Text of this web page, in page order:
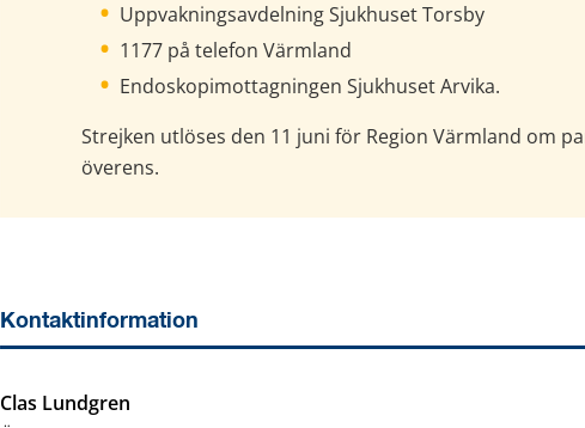
Uppvakningsavdelning Sjukhuset Torsby
1177 på telefon Värmland
Endoskopimottagningen Sjukhuset Arvika.
Strejken utlöses den 11 juni för Region Värmland om
överens.
Kontaktinformation
Clas Lundgren